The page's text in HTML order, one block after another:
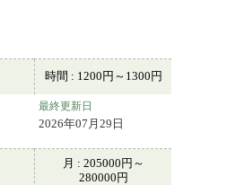
時間 : 1200円～1300円
最終更新日
2026年07月29日
月 : 205000円～
280000円